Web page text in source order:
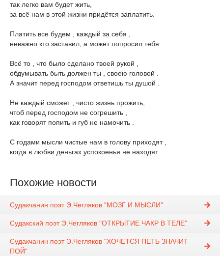
так легко вам будет жить,
за всё нам в этой жизни придётся заплатить.
Платить все будем , каждый за себя ,
неважно кто заставил, а может попросил тебя .
Всё то , что было сделано твоей рукой ,
обдумывать быть должен ты , своею головой .
А значит перед господом ответишь ты душой .
Не каждый сможет , чисто жизнь прожить,
чтоб перед господом не согрешить ,
как говорят попить и губ не намочить .
С годами мысли чистые нам в голову приходят ,
когда в любви деньгах успокоенья не находят .
Похожие новости
Судакчанин поэт Э.Чегляков "МОЗГ И МЫСЛИ"
Судакский поэт Э.Чегляков "ОТКРЫТИЕ ЧАКР В ТЕЛЕ"
Судакчанин поэт Э.Чегляков "ХОЧЕТСЯ ПЕТЬ ЗНАЧИТ
ПОЙ"